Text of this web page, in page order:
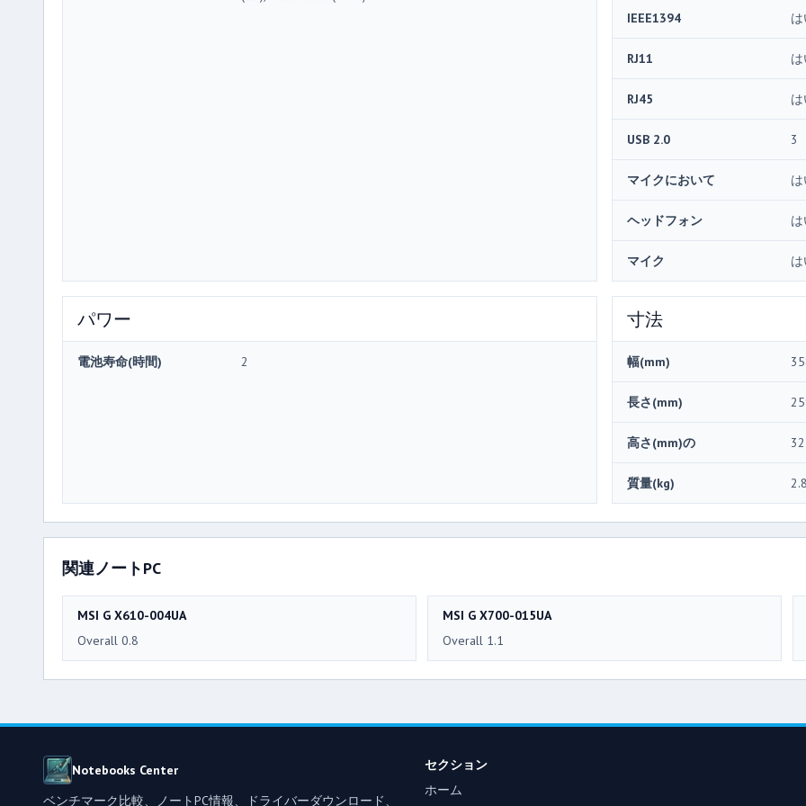
IEEE1394 は
RJ11 は
RJ45 は
USB 2.0 3
マイクにおいて は
ヘッドフォン は
マイク は
パワー
電池寿命(時間) 2
寸法
幅(mm)
長さ(mm)
高さ(mm)の 32
質量(kg) 2.8
関連ノートPC
MSI G X610-004UA
Overall 0.8
MSI G X700-015UA
Overall 1.1
Notebooks Center
ベンチマーク比較、ノートPC情報、ドライバーダウンロード、
セクション
ホーム